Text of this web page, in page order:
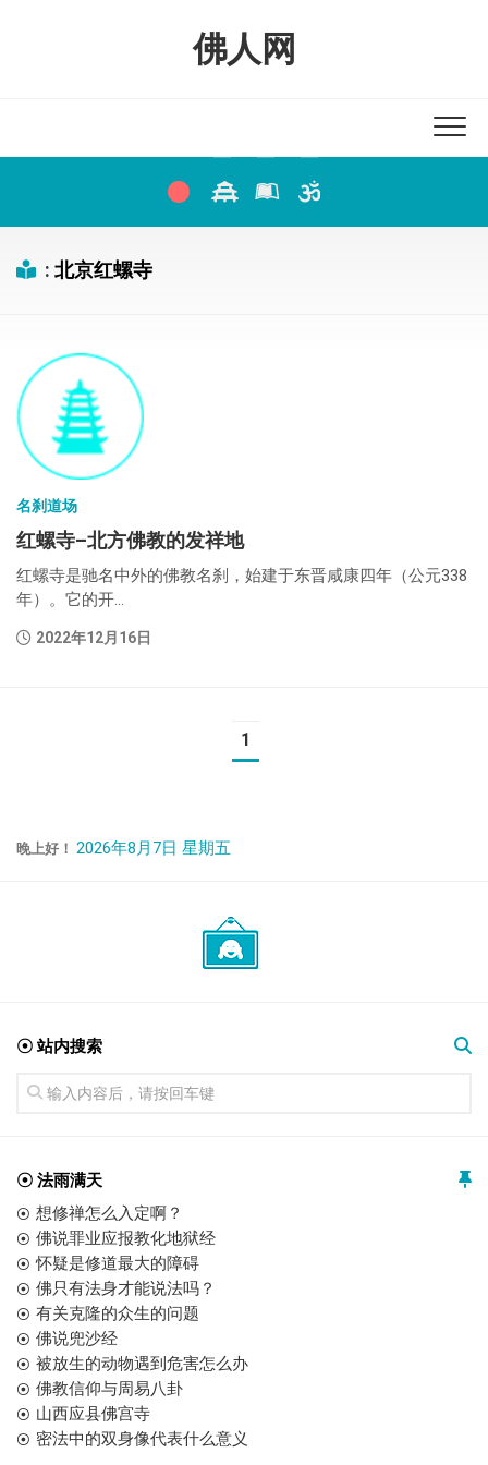
佛人网
: 北京红螺寺
名刹道场
红螺寺–北方佛教的发祥地
红螺寺是驰名中外的佛教名刹，始建于东晋咸康四年（公元338
年）。它的开...
2022年12月16日
1
晚上好！ 2026年8月7日 星期五
☉ 站内搜索
☉ 法雨满天
想修禅怎么入定啊？
佛说罪业应报教化地狱经
怀疑是修道最大的障碍
佛只有法身才能说法吗？
有关克隆的众生的问题
佛说兜沙经
被放生的动物遇到危害怎么办
佛教信仰与周易八卦
山西应县佛宫寺
密法中的双身像代表什么意义